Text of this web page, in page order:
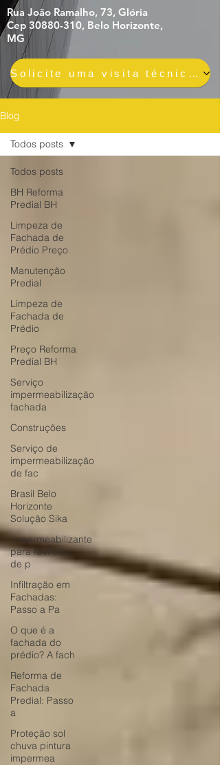
Rua João Ramalho, 73, Glória
Cep 30880-310, Belo Horizonte,
MG
Solicite uma visita técnica gratuita e sem compromisso
Blog
Todos posts
BH Reforma
Predial BH
Limpeza de
Fachada de
Prédio Preço
Manutenção
Predial
Limpeza de
Fachada de
Prédio
Preço Reforma
Predial BH
Serviço
impermeabilização
fachada
Construções
Serviço de
impermeabilização
de fac
Brasil Belo
Horizonte
Solução Sika
Impermeabilizante
para fachada
de p
Infiltração em
Fachadas:
Passo a Pa
O que é a
fachada do
prédio? A fach
Reforma de
Fachada
Predial: Passo
a
Proteção sol
chuva pintura
impermea
Todos posts